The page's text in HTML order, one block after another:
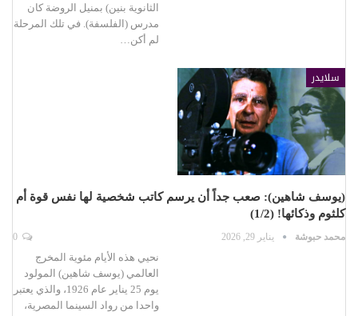
الثانوية بنين) بمنيل الروضة كان
مدرس (الفلسفة). في تلك المرحلة
لم أكن…
سلايدر
(يوسف شاهين): صعب جداً أن يرسم كاتب شخصية لها نفس قوة أم
كلثوم وذكائها! (1/2)
محمد حبوشة يناير 29, 2026
نحيي هذه الأيام مئوية المخرج
العالمي (يوسف شاهين) المولود
يوم 25 يناير عام 1926، والذي يعتبر
واحدا من رواد السينما المصرية،